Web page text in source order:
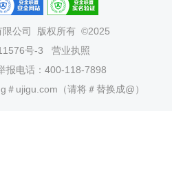
公司
版权所有 ©2025
号-3
营业执照
报电话：400-118-7898
ujigu.com（请将＃替换成@）